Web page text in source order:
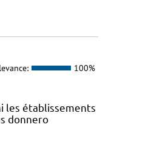
100%
les établissements
donnero